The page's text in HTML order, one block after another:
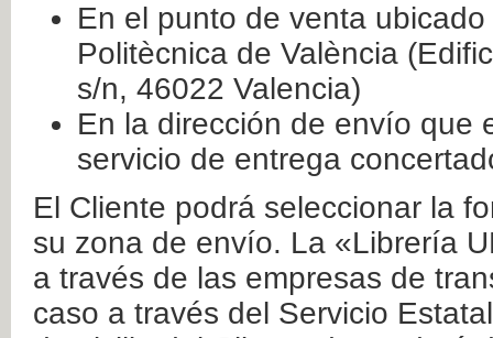
En el punto de venta
Politècnica de València
s/n, 46022 Valencia)
En la dirección de envío que
servicio de entrega
El Cliente podrá seleccionar la
su zona de envío. La «Librería
a través de las empresas de
caso a través del Servicio